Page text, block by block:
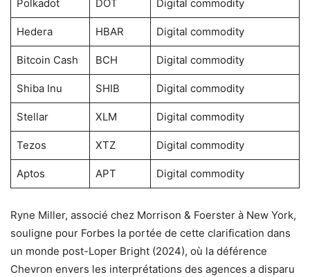
Polkadot DOT Digital commodity
Hedera HBAR Digital commodity
Bitcoin Cash BCH Digital commodity
Shiba Inu SHIB Digital commodity
Stellar XLM Digital commodity
Tezos XTZ Digital commodity
Aptos APT Digital commodity
Ryne Miller, associé chez Morrison & Foerster à New York,
souligne pour Forbes la portée de cette clarification dans
un monde post-Loper Bright (2024), où la déférence
Chevron envers les interprétations des agences a disparu